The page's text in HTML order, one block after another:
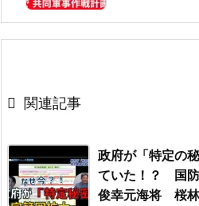
 関連記事
政府が「特定の
ていた！？ 国
俊幸元海将 桜林